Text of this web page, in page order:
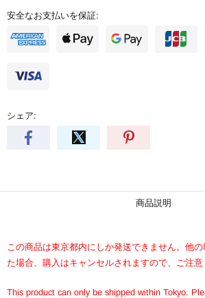
安全なお支払いを保証:
シェア:
商品説明
この商品は東京都内にしか発送できません。他
た場合、購入はキャンセルされますので、ご注意
This product can only be shipped within Tokyo.